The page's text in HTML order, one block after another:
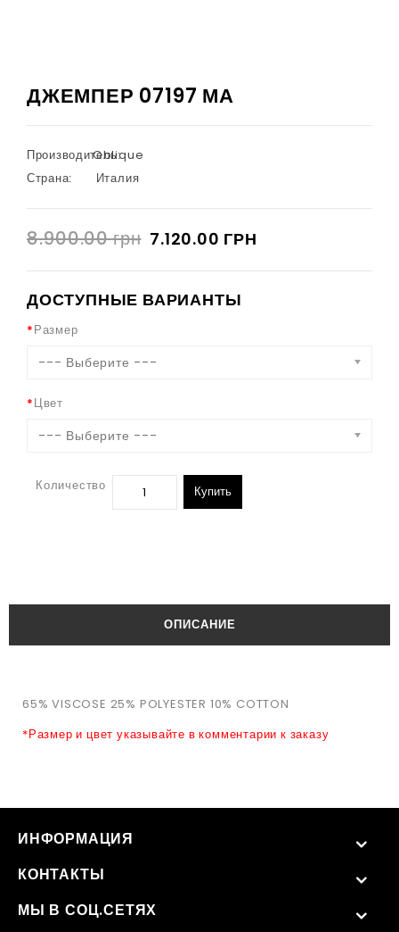
ДЖЕМПЕР 07197 МА
Производитель:
Oblique
Страна:
Италия
8.900.00 грн 7.120.00 ГРН
ДОСТУПНЫЕ ВАРИАНТЫ
Размер
--- Выберите ---
Цвет
--- Выберите ---
Количество Купить
ОПИСАНИЕ
65% VISCOSE 25% POLYESTER 10% COTTON
*Размер и цвет указывайте в комментарии к заказу
ИНФОРМАЦИЯ
КОНТАКТЫ
МЫ В СОЦ.СЕТЯХ